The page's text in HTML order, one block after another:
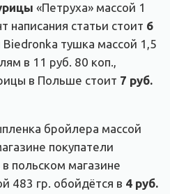
«Петруха» массой 1
написания статьи стоит 6
Biedronka тушка массой 1,5
в 11 руб. 80 коп.,
в Польше стоит 7 руб.
бройлера массой
покупатели
в польском магазине
483 гр. обойдётся в 4 руб.